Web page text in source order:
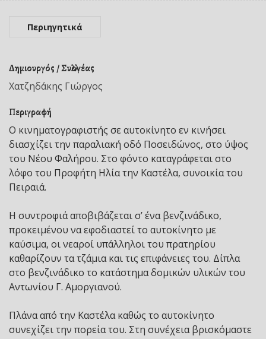
Περιηγητικά
Δημιουργός / Συλλογέας
Χατζηδάκης Γιώργος
Περιγραφή
Ο κινηματογραφιστής σε αυτοκίνητο εν κινήσει
διασχίζει την παραλιακή οδό Ποσειδώνος, στο ύψος
του Νέου Φαλήρου. Στο φόντο καταγράφεται στο
λόφο του Προφήτη Ηλία την Καστέλα, συνοικία του
Πειραιά.
Η συντροφιά αποβιβάζεται σ’ ένα βενζινάδικο,
προκειμένου να εφοδιαστεί το αυτοκίνητο με
καύσιμα, οι νεαροί υπάλληλοι του πρατηρίου
καθαρίζουν τα τζάμια και τις επιφάνειες του. Δίπλα
στο βενζινάδικο το κατάστημα δομικών υλικών του
Αντωνίου Γ. Αμοργιανού.
Πλάνα από την Καστέλα καθώς το αυτοκίνητο
συνεχίζει την πορεία του. Στη συνέχεια βρισκόμαστε